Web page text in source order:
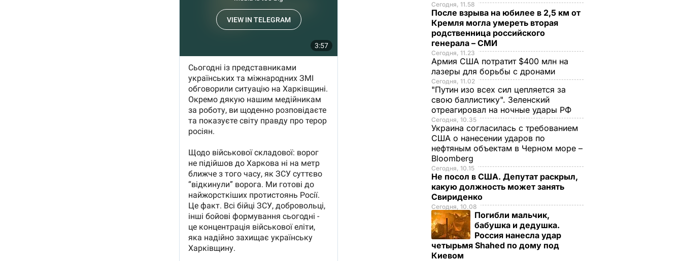
Сегодня, 11.58
После взрыва на юбилее в 2,5 км от
Кремля могла умереть вторая
родственница российского
генерала – СМИ
Сегодня, 11.23
Армия США потратит $400 млн на
лазеры для борьбы с дронами
Сегодня, 11.02
"Путин изо всех сил цепляется за
свою баллистику". Зеленский
отреагировал на ночные удары РФ
Сегодня, 10.35
Украина согласилась с требованием
США о нанесении ударов по
нефтяным объектам в Черном море –
Bloomberg
Сегодня, 10.15
Не посол в США. Депутат раскрыл,
какую должность может занять
Свириденко
Сегодня, 10.08
Погибли мальчик,
бабушка и дедушка.
Россия нанесла удар
четырьмя Shahed по дому под
Киевом